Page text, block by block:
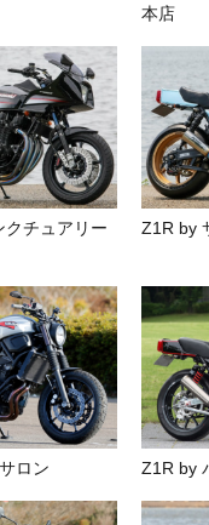
本店
クチュアリー
Z1R by
ロン Z1R by